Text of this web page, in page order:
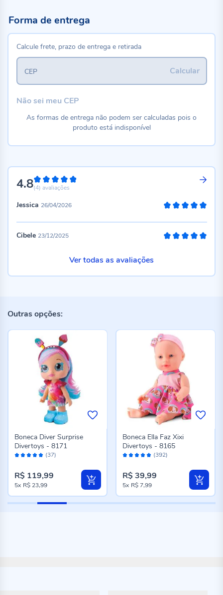
4.896%
(4) avaliações
Jessica 26/04/2026
Cibele 23/12/2025
Ver todas as avaliações
Forma de entrega
Calcule frete, prazo de entrega e retirada
Calcular
CEP
Não sei meu CEP
As formas de entrega não podem ser calculadas pois o
produto está indisponível
Outras opções:
Avaliação: (37)
Boneca Diver Surprise
Divertoys - 8171
R$ 119,99
5x R$ 23,99
Avaliação: (392)
Boneca Ella Faz Xixi
Divertoys - 8165
R$ 39,99
5x R$ 7,99